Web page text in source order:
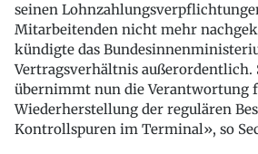
seinen
Mitarbeitenden nicht mehr
kündigte das
Vertragsverhältnis außerordentlich.
übernimmt nun die Verantwortung
Wiederherstellung der regulären
Kontrollspuren im Terminal», so